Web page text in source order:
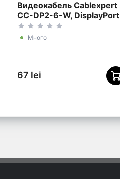
Видеокабель Cablexpert
CC-DP2-6-W, DisplayPort
(M) - DisplayPort (M),
Белый
Много
67 lei